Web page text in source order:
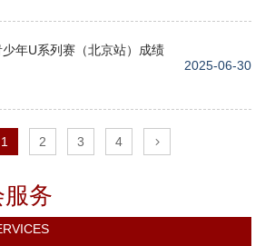
务
年U系列赛（北京站）成绩
2025-06-30
1 2 3 4